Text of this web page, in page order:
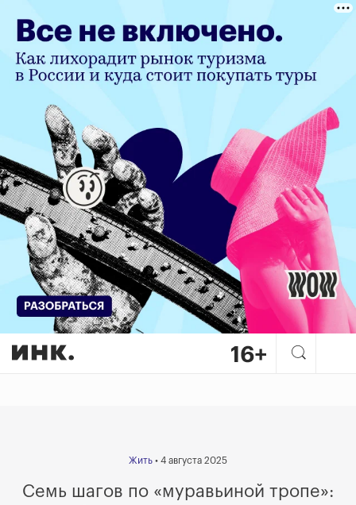
Семь шагов по
Жить • 4 августа 2025
Семь шагов по «муравьиной тропе»: